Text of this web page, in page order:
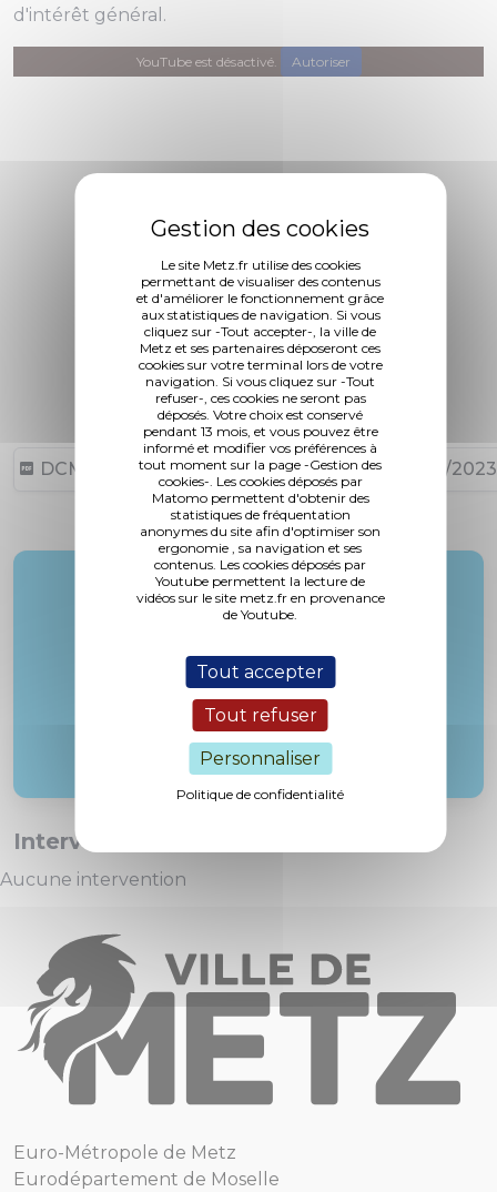
Le site Metz.fr utilise des cookies
permettant de visualiser des contenus
et d'améliorer le fonctionnement grâce
aux statistiques de navigation. Si vous
cliquez sur -Tout accepter-, la ville de
Metz et ses partenaires déposeront ces
cookies sur votre terminal lors de votre
navigation. Si vous cliquez sur -Tout
refuser-, ces cookies ne seront pas
déposés. Votre choix est conservé
pendant 13 mois, et vous pouvez être
informé et modifier vos préférences à
tout moment sur la page -Gestion des
cookies-. Les cookies déposés par
Matomo permettent d'obtenir des
statistiques de fréquentation
anonymes du site afin d'optimiser son
ergonomie , sa navigation et ses
contenus. Les cookies déposés par
Youtube permettent la lecture de
vidéos sur le site metz.fr en provenance
de Youtube.
Tout accepter
Tout refuser
Personnaliser
Politique de confidentialité
d'intérêt général.
YouTube est désactivé. Autoriser
DCM N°23-09-28-36 (79,81 ko, publié le 27/09/
Rapporteur :
M. Lucas
Interventions :
Aucune intervention
Euro-Métropole de Metz
Eurodépartement de Moselle